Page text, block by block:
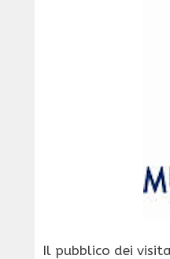
Il pubblico dei